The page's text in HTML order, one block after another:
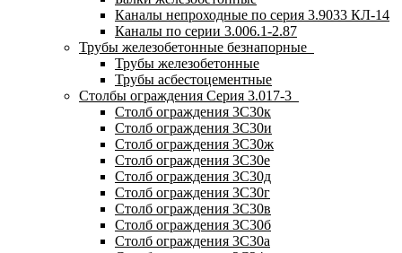
Каналы непроходные по серия 3.9033 КЛ-14
Каналы по серии 3.006.1-2.87
Трубы железобетонные безнапорные
Трубы железобетонные
Трубы асбестоцементные
Столбы ограждения Серия 3.017-3
Столб ограждения 3С30к
Столб ограждения 3С30и
Столб ограждения 3С30ж
Столб ограждения 3С30е
Столб ограждения 3С30д
Столб ограждения 3С30г
Столб ограждения 3С30в
Столб ограждения 3С30б
Столб ограждения 3С30а